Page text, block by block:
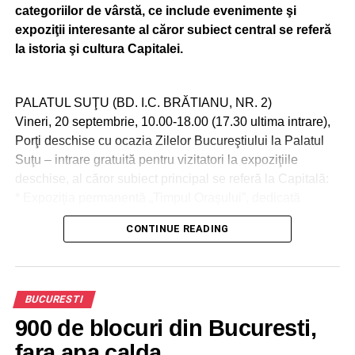
categoriilor de vârstă, ce include evenimente şi
expoziţii interesante al căror subiect central se referă
la istoria şi cultura Capitalei.
PALATUL SUŢU (BD. I.C. BRĂTIANU, NR. 2)
Vineri, 20 septembrie, 10.00-18.00 (17.30 ultima intrare),
Porţi deschise cu ocazia Zilelor Bucureştiului la Palatul
Suţu – intrare gratuită pentru vizitatori la expoziţiile
deschise, al căror subiect principal se referă la Capitală:
istoriei oraşului Bucureşti;
* Expoziţia tematică „Calea Victoriei, incursiune în istoria
Bucureşti şi Târgovişte în perioada medievală”;
* Expoziţia tematică „Arheologie digitală: Trecutul
medieval al Bucureştiului dintr-o perspectivă ceramică”;
* Expoziţia outdoor de fotografie „Trecut-au anii 2024”,
CONTINUE READING
BUCURESTI
900 de blocuri din Bucuresti,